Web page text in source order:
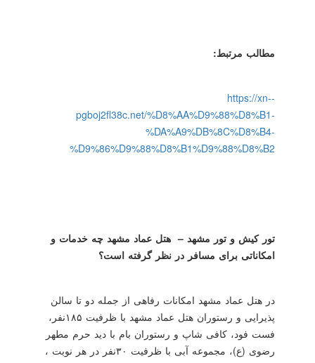
مطالب مرتبط:
https://xn--
pgboj2fl38c.net/%D8%AA%D9%88%D8%B1-
%DA%A9%DB%8C%D8%B4-
%D9%86%D9%88%D8%B1%D9%88%D8%B2
تور کیش و تور مشهد – هتل عماد مشهد چه خدمات و
امکاناتی برای مسافر در نظر گرفته است؟
در هتل عماد مشهد امکانات رفاهی از جمله دو تا سالن
پذیرایی و رستوران هتل عماد مشهد با ظرفیت ۱۸۵نفر،
فست فود، کافی شاپ و رستوران بام با دید حرم مطهر
رضوی (ع)، مجموعه آبی با ظرفیت ۳۰نفر در هر نوبت ،